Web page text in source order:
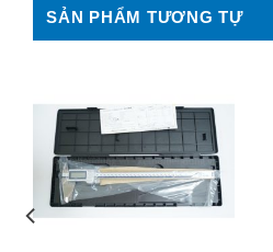
SẢN PHẨM TƯƠNG TỰ